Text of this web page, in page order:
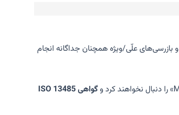
می‌پذیرد (استثنا: موضوعات EPRC و بازرسی‌های علّی/ویژه همچنان جداگانه انجام
گواهی ISO 13485